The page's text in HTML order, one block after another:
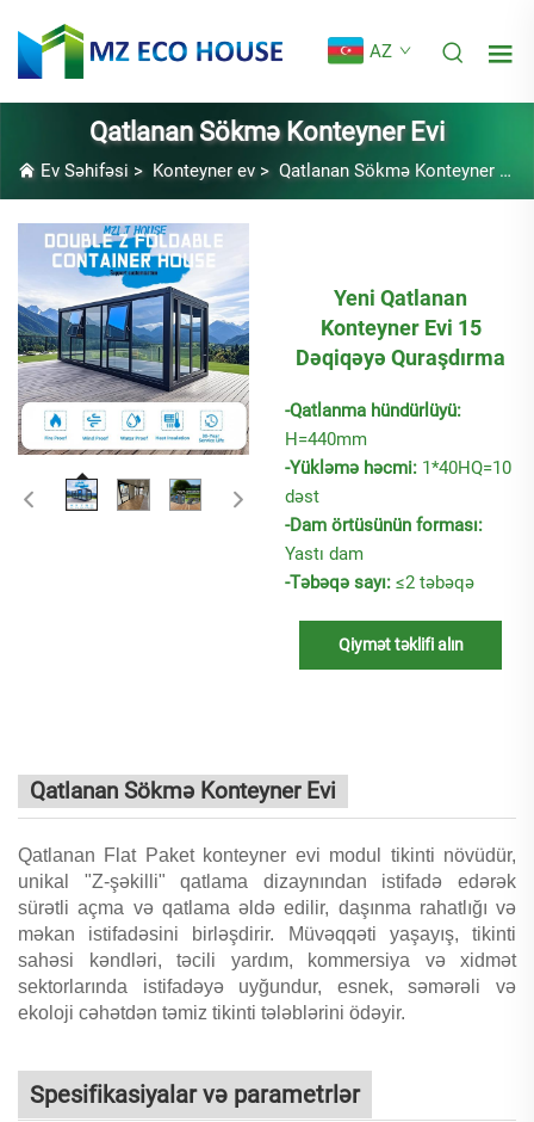
AZ
Qatlanan Sökmə Konteyner Evi
Ev Səhifəsi > Konteyner ev> Qatlanan Sökmə Konteyner Evi
Yeni Qatlanan
Konteyner Evi 15
Dəqiqəyə Quraşdırma
-Qatlanma hündürlüyü:
H=440mm
-Yükləmə həcmi: 1*40HQ=10
dəst
-Dam örtüsünün forması:
Yastı dam
-Təbəqə sayı: ≤2 təbəqə
Qiymət təklifi alın
Qatlanan Sökmə Konteyner Evi
Qatlanan Flat Paket konteyner evi modul tikinti növüdür,
unikal "Z-şəkilli" qatlama dizaynından istifadə edərək
sürətli açma və qatlama əldə edilir, daşınma rahatlığı və
məkan istifadəsini birləşdirir. Müvəqqəti yaşayış, tikinti
sahəsi kəndləri, təcili yardım, kommersiya və xidmət
sektorlarında istifadəyə uyğundur, esnek, səmərəli və
ekoloji cəhətdən təmiz tikinti tələblərini ödəyir.
Spesifikasiyalar və parametrlər